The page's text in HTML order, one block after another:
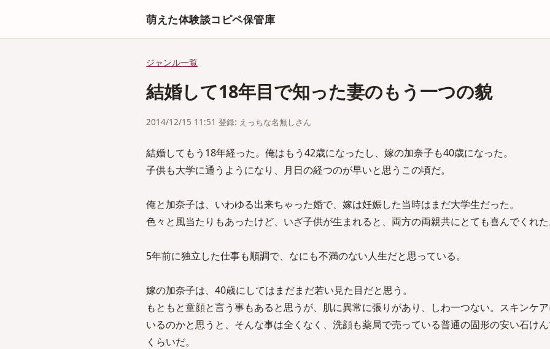
萌えた体験談コピペ保管庫
ジャンル一覧
結婚して18年目で知った妻のもう一つの貌
2014/12/15 11:51 登録: えっちな名無しさん
結婚してもう18年経った。俺はもう42歳になったし、嫁の加奈子も40歳になった。
子供も大学に通うようになり、月日の経つのが早いと思うこの頃だ。
俺と加奈子は、いわゆる出来ちゃった婚で、嫁は妊娠した当時はまだ大学生だった。
色々と風当たりもあったけど、いざ子供が生まれると、両方の両親共にとても喜んでくれた
5年前に独立した仕事も順調で、なにも不満のない人生だと思っている。
嫁の加奈子は、40歳にしてはまだまだ若い見た目だと思う。
もともと童顔と言う事もあると思うが、肌に異常に張りがあり、しわ一つない。スキンケ
いるのかと思うと、そんな事は全くなく、洗顔も薬局で売っている普通の固形の安い石け
くらいだ。